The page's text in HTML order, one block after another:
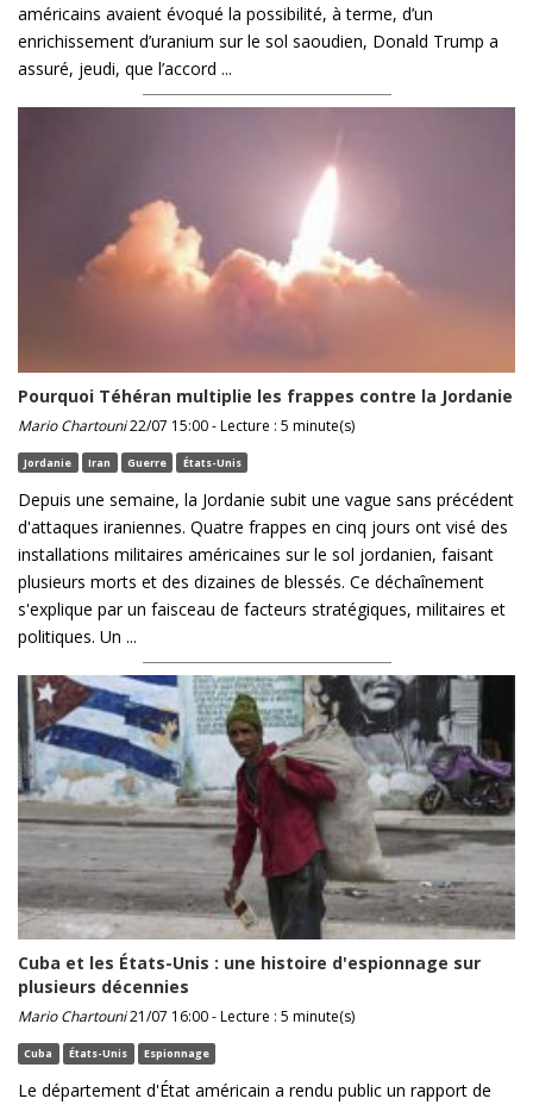
américains avaient évoqué la possibilité, à terme, d’un
enrichissement d’uranium sur le sol saoudien, Donald Trump a
assuré, jeudi, que l’accord ...
Pourquoi Téhéran multiplie les frappes contre la Jordanie
Mario Chartouni22/07 15:00 - Lecture : 5 minute(s)
Jordanie Iran Guerre États-Unis
Depuis une semaine, la Jordanie subit une vague sans précédent
d'attaques iraniennes. Quatre frappes en cinq jours ont visé des
installations militaires américaines sur le sol jordanien, faisant
plusieurs morts et des dizaines de blessés. Ce déchaînement
s'explique par un faisceau de facteurs stratégiques, militaires et
politiques. Un ...
Cuba et les États-Unis : une histoire d'espionnage sur
plusieurs décennies
Mario Chartouni21/07 16:00 - Lecture : 5 minute(s)
Cuba États-Unis Espionnage
Le département d'État américain a rendu public un rapport de